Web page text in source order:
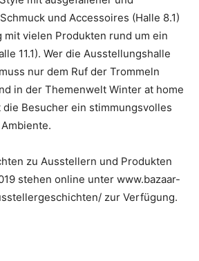
und Accessoires (Halle 8.1)
mit vielen Produkten rund um ein
11.1). Wer die Ausstellungshalle
nur dem Ruf der Trommeln
in der Themenwelt Winter at home
die Besucher ein stimmungsvolles
zu Ausstellern und Produkten
stehen online unter www.bazaar-
zur Verfügung.